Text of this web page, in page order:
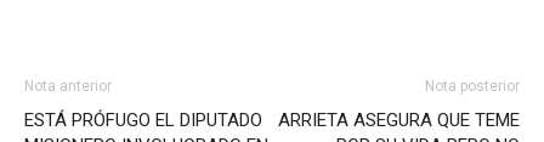
Nota anterior
ESTÁ PRÓFUGO EL DIPUTADO
Nota posterior
ARRIETA ASEGURA QUE TEME